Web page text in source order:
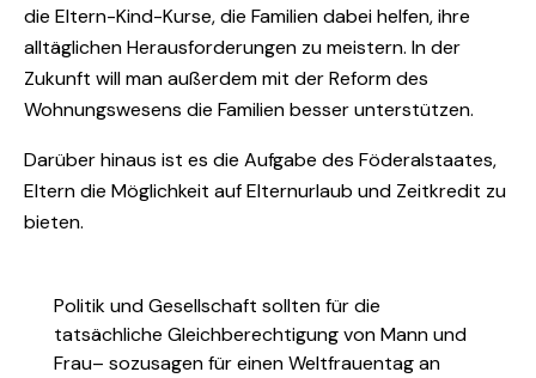
die Eltern-Kind-Kurse, die Familien dabei helfen, ihre
alltäglichen Herausforderungen zu meistern. In der
Zukunft will man außerdem mit der Reform des
Wohnungswesens die Familien besser unterstützen.
Darüber hinaus ist es die Aufgabe des Föderalstaates,
Eltern die Möglichkeit auf Elternurlaub und Zeitkredit zu
bieten.
Politik und Gesellschaft sollten für die
tatsächliche Gleichberechtigung von Mann und
Frau– sozusagen für einen Weltfrauentag an